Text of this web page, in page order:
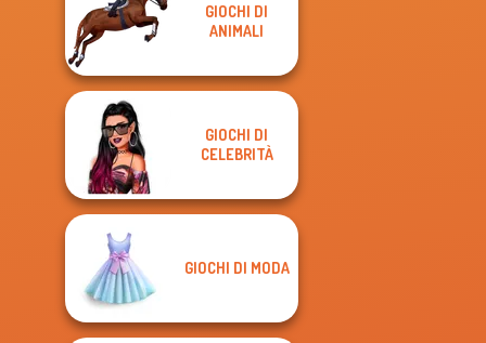
GIOCHI DI
ANIMALI
GIOCHI DI
CELEBRITÀ
GIOCHI DI MODA